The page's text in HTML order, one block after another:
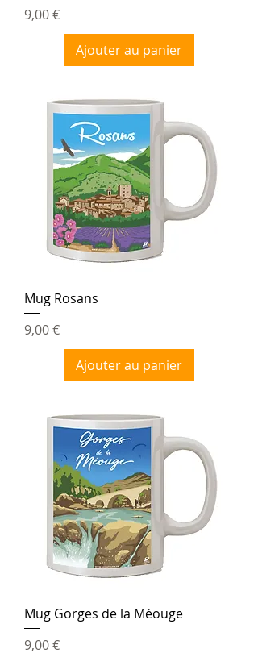
Prix
9,00 €
Ajouter au panier
Mug Rosans
Prix
9,00 €
Ajouter au panier
Mug Gorges de la Méouge
Prix
9,00 €